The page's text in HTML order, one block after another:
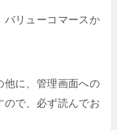
バリューコマースか
他に、管理画面への
ので、必ず読んでお